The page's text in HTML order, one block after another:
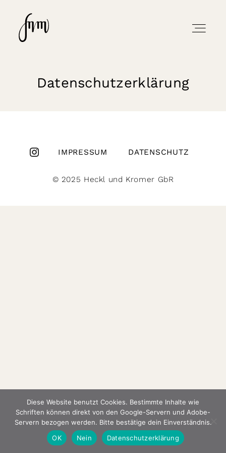
INFO
KONTAKT
Info
Datenschutzerklärung
© 2025 Heckl und Kromer GbR
IMPRESSUM DATENSCHUTZ
Diese Website benutzt Cookies. Bestimmte Inhalte wie
Schriften können direkt von den Google-Servern und Adobe-
Servern bezogen werden. Bitte bestätige dein Einverständnis.
OK
Nein Datenschutzerklärung